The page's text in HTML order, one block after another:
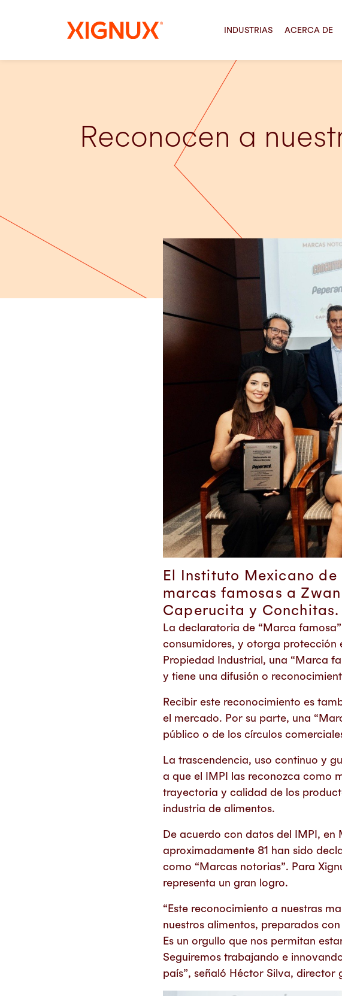
INDUSTRIAS ACERCA DE
Reconocen a
El Instituto Mexicano
marcas famosas a
Caperucita y Conchitas.
La declaratoria de “Marca
consumidores, y otorga protección
Propiedad Industrial, una “Marca
y tiene una difusión o
Recibir este reconocimiento es
el mercado. Por su parte, una
público o de los círculos
La trascendencia, uso continuo y
a que el IMPI las reconozca como
trayectoria y calidad de los
industria de alimentos.
De acuerdo con datos del IMPI, en
aproximadamente 81 han sido
como “Marcas notorias”. Para
representa un gran logro.
“Este reconocimiento a nuestras
nuestros alimentos, preparados
Es un orgullo que nos permitan
Seguiremos trabajando e
país”, señaló Héctor Silva, director